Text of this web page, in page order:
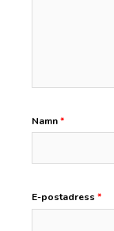
Namn*
E-postadress *